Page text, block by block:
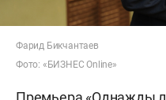
Фарид Бикчантаев
Фото: «БИЗНЕС Online»